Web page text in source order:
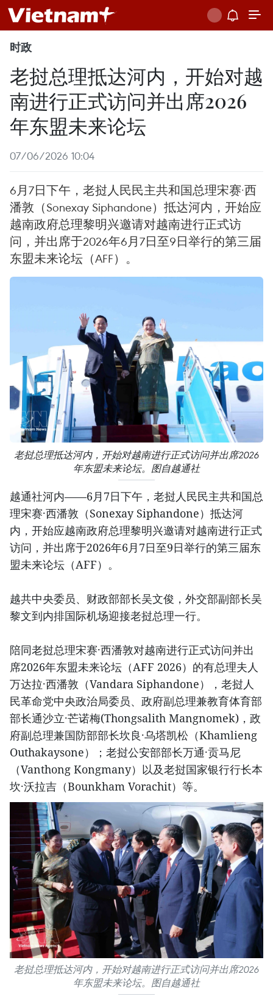
时政
老挝总理抵达河内，开始对越
南进行正式访问并出席2026
年东盟未来论坛
07/06/2026 10:04
6月7日下午，老挝人民民主共和国总理宋赛·西
潘敦（Sonexay Siphandone）抵达河内，开始应
越南政府总理黎明兴邀请对越南进行正式访
问，并出席于2026年6月7日至9日举行的第三届
东盟未来论坛（AFF）。
老挝总理抵达河内，开始对越南进行正式访问并出席2026
年东盟未来论坛。图自越通社
越通社河内——6月7日下午，老挝人民民主共和国总
理宋赛·西潘敦（Sonexay Siphandone）抵达河
内，开始应越南政府总理黎明兴邀请对越南进行正式
访问，并出席于2026年6月7日至9日举行的第三届东
盟未来论坛（AFF）。
越共中央委员、财政部部长吴文俊，外交部副部长吴
黎文到内排国际机场迎接老挝总理一行。
陪同老挝总理宋赛·西潘敦对越南进行正式访问并出
席2026年东盟未来论坛（AFF 2026）的有总理夫人
万达拉·西潘敦（Vandara Siphandone），老挝人
民革命党中央政治局委员、政府副总理兼教育体育部
部长通沙立·芒诺梅(Thongsalith Mangnomek)，政
府副总理兼国防部部长坎良·乌塔凯松（Khamlieng
Outhakaysone）；老挝公安部部长万通·贡马尼
（Vanthong Kongmany）以及老挝国家银行行长本
坎·沃拉吉（Bounkham Vorachit）等。
老挝总理抵达河内，开始对越南进行正式访问并出席2026
年东盟未来论坛。图自越通社